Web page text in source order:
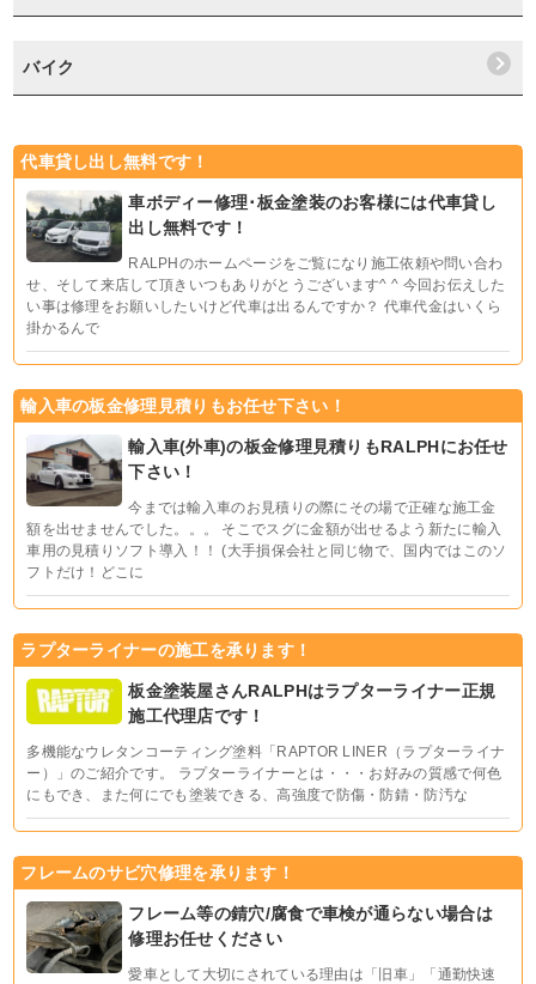
バイク
代車貸し出し無料です！
車ボディー修理･板金塗装のお客様には代車貸し
出し無料です！
RALPHのホームページをご覧になり施工依頼や問い合わ
せ、そして来店して頂きいつもありがとうございます^ ^ 今回お伝えした
い事は修理をお願いしたいけど代車は出るんですか？ 代車代金はいくら
掛かるんで
輸入車の板金修理見積りもお任せ下さい！
輸入車(外車)の板金修理見積りもRALPHにお任せ
下さい！
今までは輸入車のお見積りの際にその場で正確な施工金
額を出せませんでした。。。 そこでスグに金額が出せるよう新たに輸入
車用の見積りソフト導入！！ (大手損保会社と同じ物で、国内ではこのソ
フトだけ！どこに
ラプターライナーの施工を承ります！
板金塗装屋さんRALPHはラプターライナー正規
施工代理店です！
多機能なウレタンコーティング塗料「RAPTOR LINER（ラプターライナ
ー）」のご紹介です。 ラプターライナーとは・・・お好みの質感で何色
にもでき、また何にでも塗装できる、高強度で防傷・防錆・防汚な
フレームのサビ穴修理を承ります！
フレーム等の錆穴/腐食で車検が通らない場合は
修理お任せください
愛車として大切にされている理由は「旧車」「通勤快速